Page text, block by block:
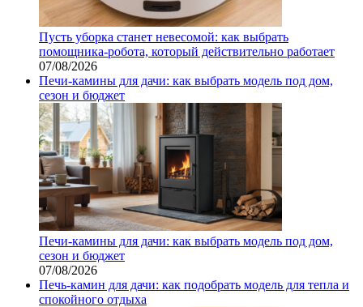
Пусть уборка станет невесомой: как выбрать
помощника‑робота, который действительно работает
07/08/2026
Печи-камины для дачи: как выбрать модель под дом,
сезон и бюджет
Печи-камины для дачи: как выбрать модель под дом,
сезон и бюджет
07/08/2026
Печь-камин для дачи: как подобрать модель для тепла и
спокойного отдыха